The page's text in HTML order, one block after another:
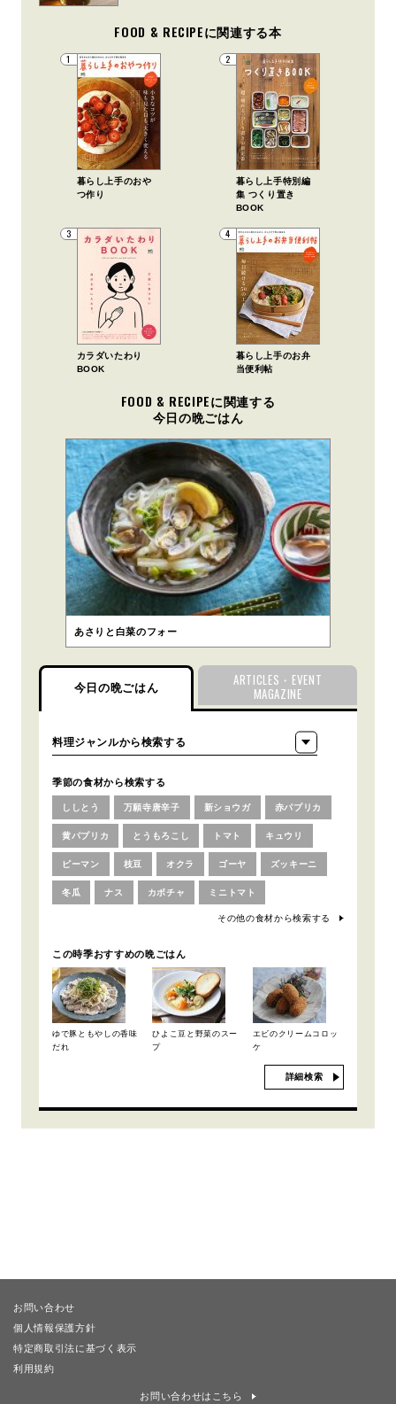
FOOD & RECIPEに関連する本
1
暮らし上手のおや
つ作り
2
暮らし上手特別編
集 つくり置き
BOOK
3
カラダいたわり
BOOK
4
暮らし上手のお弁
当便利帖
FOOD & RECIPEに関連する
今日の晩ごはん
あさりと白菜のフォー
今日の晩ごはん
ARTICLES・EVENT
MAGAZINE
季節の食材から検索する
ししとう 万願寺唐辛子 新ショウガ 赤パプリカ
黄パプリカ とうもろこし トマト キュウリ
ピーマン 枝豆 オクラ ゴーヤ ズッキーニ
冬瓜 ナス カボチャ ミニトマト
その他の食材から検索する
この時季おすすめの晩ごはん
ゆで豚ともやしの香味
だれ
ひよこ豆と野菜のスー
プ
エビのクリームコロッ
ケ
詳細検索
お問い合わせ
個人情報保護方針
特定商取引法に基づく表示
利用規約
お問い合わせはこちら